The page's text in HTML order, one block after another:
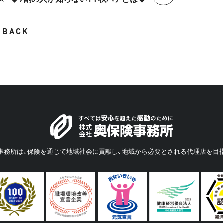
BACK
務所は、保険を通じて地域社会に貢献し、地域から必要とされる代理店を目